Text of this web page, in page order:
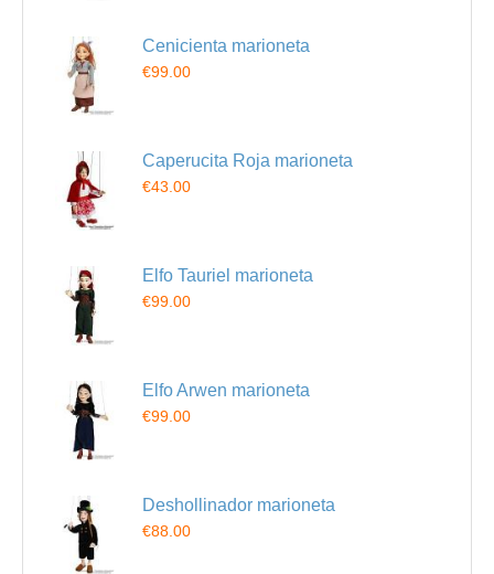
Cenicienta marioneta
€99.00
Caperucita Roja marioneta
€43.00
Elfo Tauriel marioneta
€99.00
Elfo Arwen marioneta
€99.00
Deshollinador marioneta
€88.00